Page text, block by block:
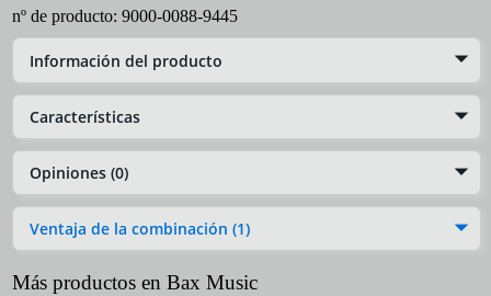
nº de producto: 9000-0088-9445
Información del producto
Características
Opiniones (0)
Ventaja de la combinación (1)
Más productos en Bax Music